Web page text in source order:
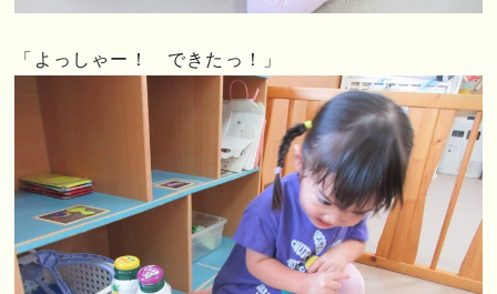
「よっしゃー！ できたっ！」